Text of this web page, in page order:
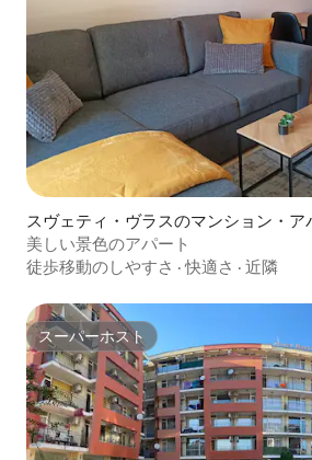
スヴェティ・ヴラスのマンション・ア
美しい景色のアパート
徒歩移動のしやすさ ·快適さ · 近隣
スーパーホスト
スーパーホスト